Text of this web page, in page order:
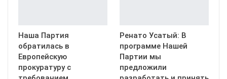
Наша Партия
обратилась в
Европейскую
прокуратуру с
Ренато Усатый: В
программе Нашей
Партии мы
предложили